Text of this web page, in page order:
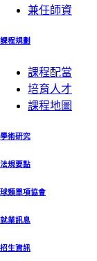
兼任師資
課程規劃
課程配當
培育人才
課程地圖
學術研究
法規要點
球類單項協會
就業訊息
招生資訊